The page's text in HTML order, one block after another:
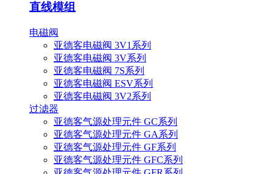
直线模组
电磁阀
亚德客电磁阀 3V1系列
亚德客电磁阀 3V系列
亚德客电磁阀 7S系列
亚德客电磁阀 ESV系列
亚德客电磁阀 3V2系列
过滤器
亚德客气源处理元件 GC系列
亚德客气源处理元件 GA系列
亚德客气源处理元件 GF系列
亚德客气源处理元件 GFC系列